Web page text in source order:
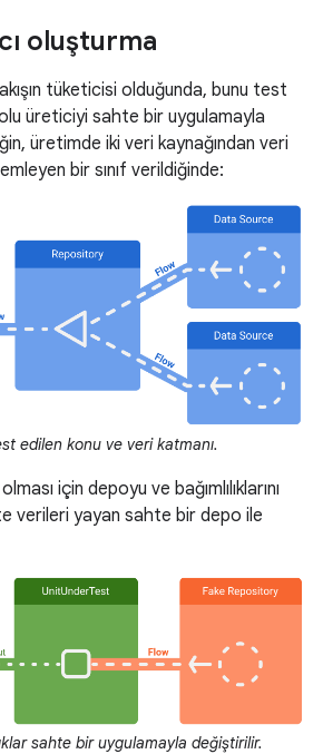
oluşturma
tüketicisi olduğunda, bunu test
üreticiyi sahte bir uygulamayla
üretimde iki veri kaynağından veri
bir sınıf verildiğinde:
edilen konu ve veri katmanı.
için depoyu ve bağımlılıklarını
verileri yayan sahte bir depo ile
sahte bir uygulamayla değiştirilir.